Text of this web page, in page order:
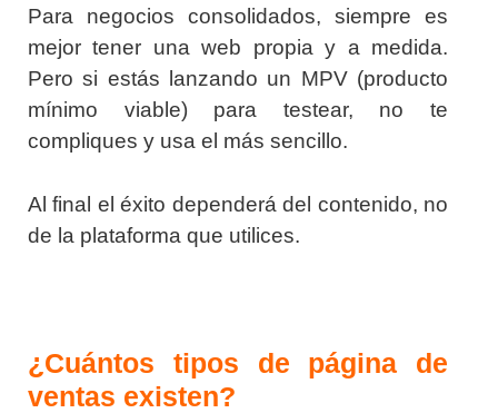
Para negocios consolidados, siempre es
mejor tener una web propia y a medida.
Pero si estás lanzando un MPV (producto
mínimo viable) para testear, no te
compliques y usa el más sencillo.
Al final el éxito dependerá del contenido, no
de la plataforma que utilices.
¿Cuántos tipos de página de
ventas existen?